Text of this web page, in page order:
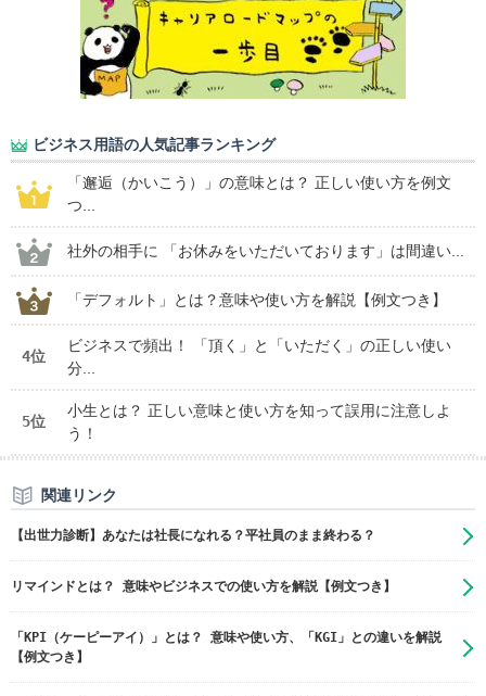
ビジネス用語の人気記事ランキング
「邂逅（かいこう）」の意味とは？ 正しい使い方を例文
つ...
社外の相手に 「お休みをいただいております」は間違い...
「デフォルト」とは？意味や使い方を解説【例文つき】
4位
ビジネスで頻出！ 「頂く」と「いただく」の正しい使い
分...
5位
小生とは？ 正しい意味と使い方を知って誤用に注意しよ
う！
関連リンク
【出世力診断】あなたは社長になれる？平社員のまま終わる？
リマインドとは？ 意味やビジネスでの使い方を解説【例文つき】
「KPI（ケーピーアイ）」とは？ 意味や使い方、「KGI」との違いを解説
【例文つき】